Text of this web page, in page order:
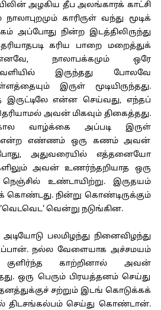
அழகிய தீப அலங்காரக் காட்சி
காரிருள் வந்து மூடிக்
அப்போது நின்ற இடத்திலிருந்து
கரிய பாறை மறைத்துக்
நாலாபக்கமும் ஒரே
இருந்தது போலவே
இருள் மூடியிருந்தது.
இருட்டிலே என்ன செய்வது, எந்தப்
அவன் மிகவும் திகைத்தது.
வாழ்க்கை அப்படி இருள்
என்ற எண்ணம் ஒரு கணம் அவன்
அதுவரையில் எத்தனையோ
அவன் உணர்ந்தறியாத ஒரு
உண்டாயிற்று. இருதயம்
கொண்டது. நின்று கொண்டிருக்கும்
வென்று நடுங்கின.
பலமிழந்து நினைவிழந்து
நல்ல வேளையாக அச்சமயம்
குளிர்ந்த காற்றினால் அவன்
ஒரு பெரும் பிரயத்தனம் செய்து
சற்றும் இடங் கொடுக்கக்
திடசங்கல்பம் செய்து கொண்டான்.